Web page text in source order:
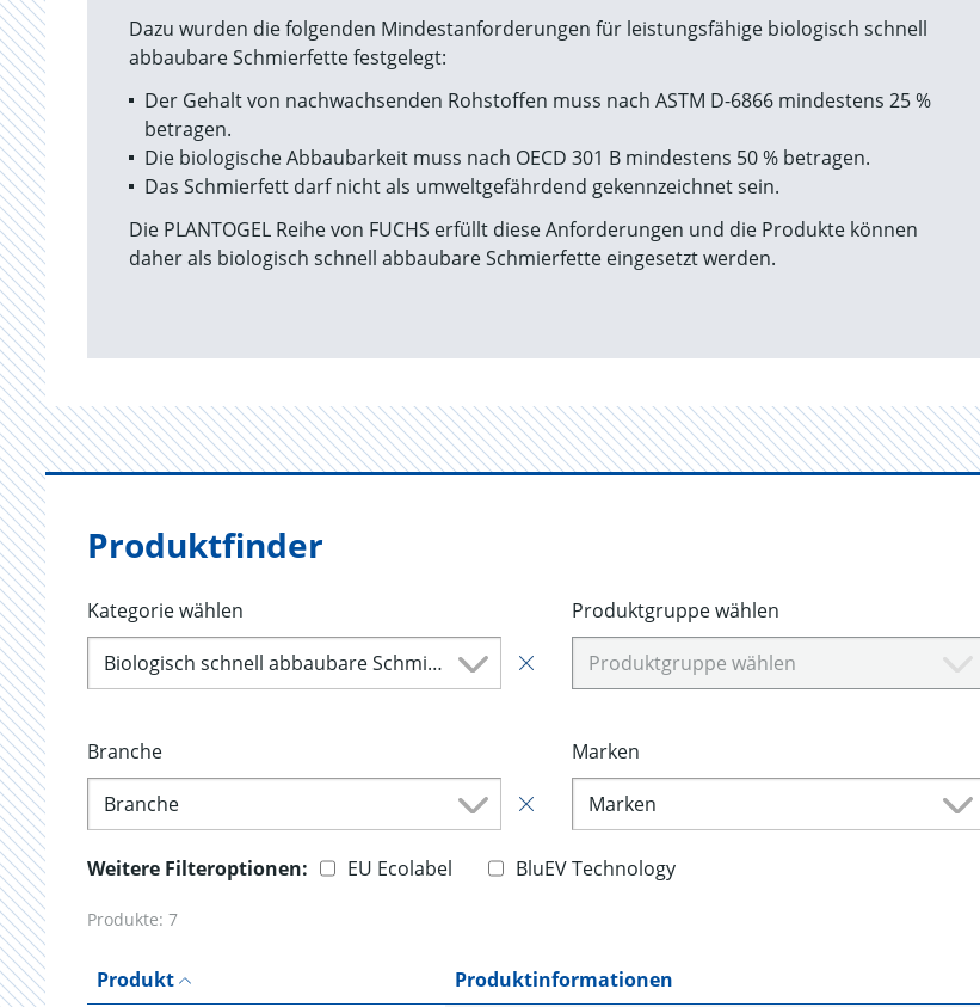
Dazu wurden die folgenden Mindestanforderungen für leistungsfähige biologisch schnell
abbaubare Schmierfette festgelegt:
Der Gehalt von nachwachsenden Rohstoffen muss nach ASTM D-6866 mindestens 25 %
betragen.
Die biologische Abbaubarkeit muss nach OECD 301 B mindestens 50 % betragen.
Das Schmierfett darf nicht als umweltgefährdend gekennzeichnet sein.
Die PLANTOGEL Reihe von FUCHS erfüllt diese Anforderungen und die Produkte können
daher als biologisch schnell abbaubare Schmierfette eingesetzt werden.
Produktfinder
Kategorie wählen
Biologisch schnell abbaubare Schmierfette (7)
Produktgruppe wählen
Produktgruppe wählen
Branche
Branche
Marken
Marken
Weitere Filteroptionen: EU Ecolabel BluEV Technology
Produkte: 7
Produkt
Produktinformationen